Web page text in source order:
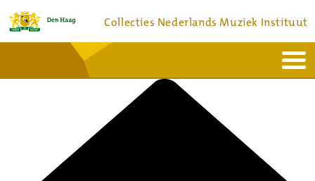
Collecties Nederlands Muziek Instituut
Bronnen en collecties